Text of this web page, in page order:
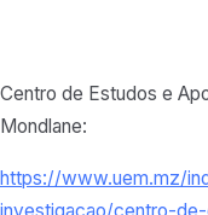
Centro de Estudos e
Mondlane:
https://www.uem.mz/
investigacao/centro-